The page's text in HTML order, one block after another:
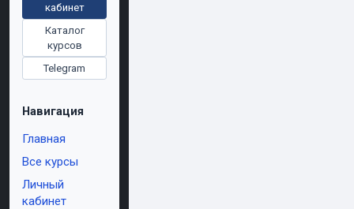
кабинет
Каталог
курсов
Telegram
Навигация
Главная
Все курсы
Личный
кабинет